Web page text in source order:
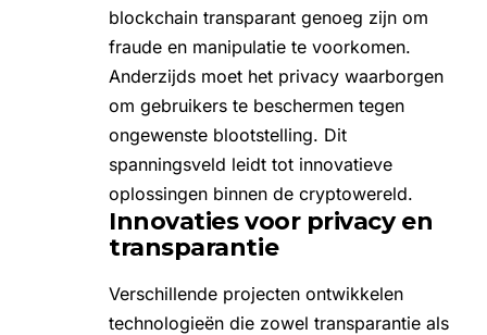
blockchain transparant genoeg zijn om
fraude en manipulatie te voorkomen.
Anderzijds moet het privacy waarborgen
om gebruikers te beschermen tegen
ongewenste blootstelling. Dit
spanningsveld leidt tot innovatieve
oplossingen binnen de cryptowereld.
Innovaties voor privacy en
transparantie
Verschillende projecten ontwikkelen
technologieën die zowel transparantie als